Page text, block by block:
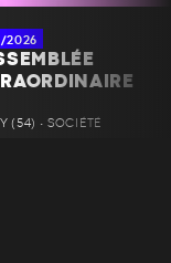
2026
(54) • SOCIÉTÉ